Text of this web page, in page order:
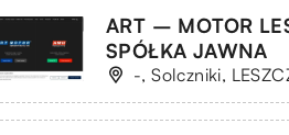
ART – MOTOR
SPÓŁKA JAWNA
-, Solczniki,